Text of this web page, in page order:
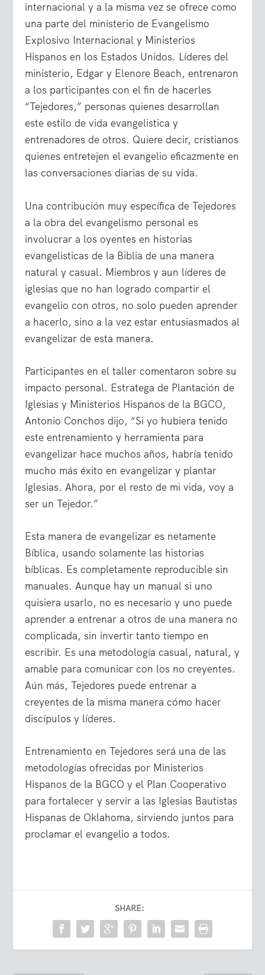
internacional y a la misma vez se ofrece como
una parte del ministerio de Evangelismo
Explosivo Internacional y Ministerios
Hispanos en los Estados Unidos. Líderes del
ministerio, Edgar y Elenore Beach, entrenaron
a los participantes con el fin de hacerles
“Tejedores,” personas quienes desarrollan
este estilo de vida evangelistica y
entrenadores de otros. Quiere decir, cristianos
quienes entretejen el evangelio eficazmente en
las conversaciones diarias de su vida.
Una contribución muy específica de Tejedores
a la obra del evangelismo personal es
involucrar a los oyentes en historias
evangelisticas de la Biblia de una manera
natural y casual. Miembros y aun líderes de
iglesias que no han logrado compartir el
evangelio con otros, no solo pueden aprender
a hacerlo, sino a la vez estar entusiasmados al
evangelizar de esta manera.
Participantes en el taller comentaron sobre su
impacto personal. Estratega de Plantación de
Iglesias y Ministerios Hispanos de la BGCO,
Antonio Conchos dijo, “Si yo hubiera tenido
este entrenamiento y herramienta para
evangelizar hace muchos años, habría tenido
mucho más éxito en evangelizar y plantar
Iglesias. Ahora, por el resto de mi vida, voy a
ser un Tejedor.”
Esta manera de evangelizar es netamente
Bíblica, usando solamente las historias
bíblicas. Es completamente reproducible sin
manuales. Aunque hay un manual si uno
quisiera usarlo, no es necesario y uno puede
aprender a entrenar a otros de una manera no
complicada, sin invertir tanto tiempo en
escribir. Es una metodología casual, natural, y
amable para comunicar con los no creyentes.
Aún más, Tejedores puede entrenar a
creyentes de la misma manera cómo hacer
discípulos y líderes.
Entrenamiento en Tejedores será una de las
metodologías ofrecidas por Ministerios
Hispanos de la BGCO y el Plan Cooperativo
para fortalecer y servir a las Iglesias Bautistas
Hispanas de Oklahoma, sirviendo juntos para
proclamar el evangelio a todos.
SHARE: